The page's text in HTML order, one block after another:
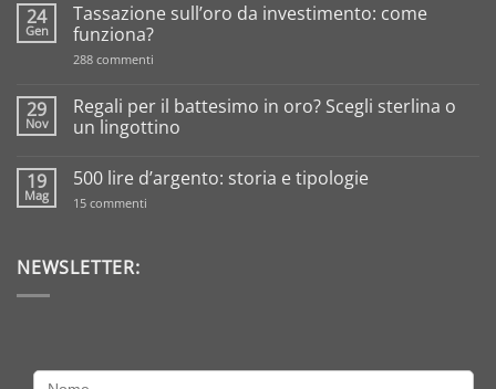
24
Gen
Tassazione sull’oro da investimento: come
funziona?
288 commenti
da
investimento:
come
29
Nov
Regali per il battesimo in oro? Scegli sterlina o
un lingottino
su
per
oro?
Scegli
19
Mag
500 lire d’argento: storia e tipologie
15 commenti
NEWSLETTER: